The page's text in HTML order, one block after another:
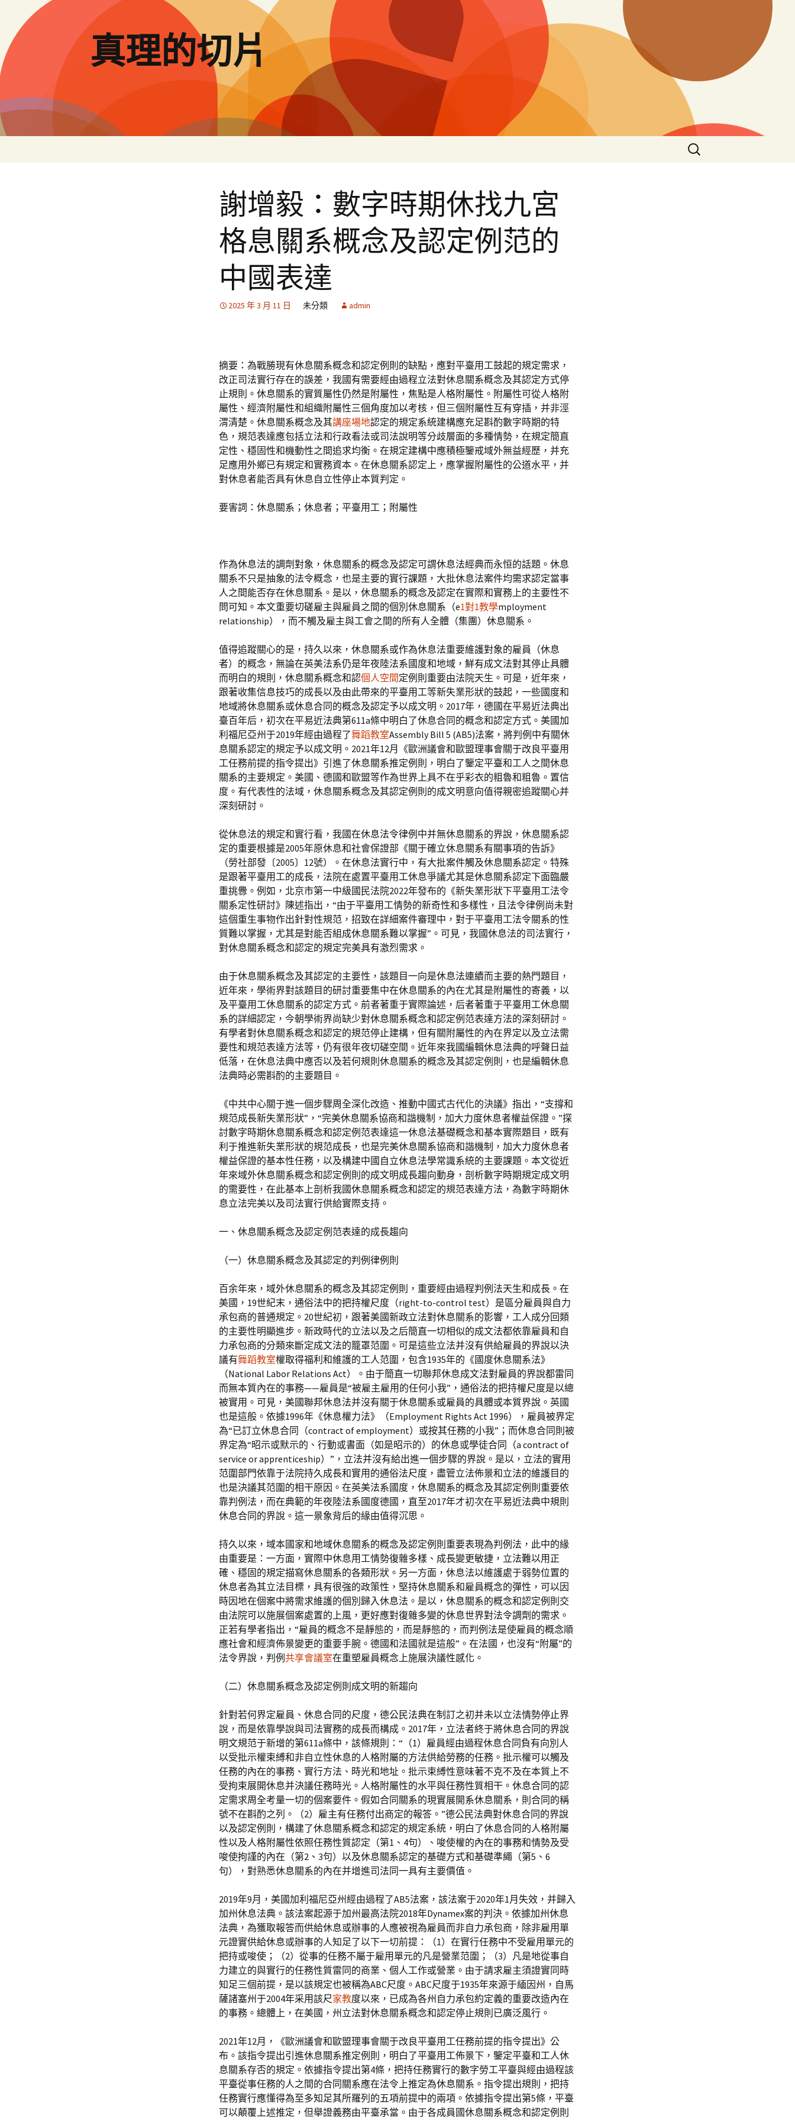
要
內
容
真理的切片
搜
尋
謝增毅：數字時期休找九宮
格息關系概念及認定例范的
中國表達
2025 年 3 月 11 日 未分類 admin
摘要：為戰勝現有休息關系概念和認定例則的缺點，應對平臺用工鼓起的規定需求，
改正司法實行存在的誤差，我國有需要經由過程立法對休息關系概念及其認定方式停
止規則。休息關系的實質屬性仍然是附屬性，焦點是人格附屬性。附屬性可從人格附
屬性、經濟附屬性和組織附屬性三個角度加以考核，但三個附屬性互有穿插，并非涇
渭清楚。休息關系概念及其講座場地認定的規定系統建構應充足斟酌數字時期的特
色，規范表達應包括立法和行政看法或司法說明等分歧層面的多種情勢，在規定簡直
定性、穩固性和機動性之間追求均衡。在規定建構中應積極鑒戒域外無益經歷，并充
足應用外鄉已有規定和實務資本。在休息關系認定上，應掌握附屬性的公道水平，并
對休息者能否具有休息自立性停止本質判定。
要害詞：休息關系；休息者；平臺用工；附屬性
作為休息法的調劑對象，休息關系的概念及認定可謂休息法經典而永恒的話題。休息
關系不只是抽象的法令概念，也是主要的實行課題，大批休息法案件均需求認定當事
人之間能否存在休息關系。是以，休息關系的概念及認定在實際和實務上的主要性不
問可知。本文重要切磋雇主與雇員之間的個別休息關系（e1對1教學mployment
relationship），而不觸及雇主與工會之間的所有人全體（集團）休息關系。
值得追蹤關心的是，持久以來，休息關系或作為休息法重要維護對象的雇員（休息
者）的概念，無論在英美法系仍是年夜陸法系國度和地域，鮮有成文法對其停止具體
而明白的規則，休息關系概念和認個人空間定例則重要由法院天生。可是，近年來，
跟著收集信息技巧的成長以及由此帶來的平臺用工等新失業形狀的鼓起，一些國度和
地域將休息關系或休息合同的概念及認定予以成文明。2017年，德國在平易近法典出
臺百年后，初次在平易近法典第611a條中明白了休息合同的概念和認定方式。美國加
利福尼亞州于2019年經由過程了舞蹈教室Assembly Bill 5 (AB5)法案，將判例中有關休
息關系認定的規定予以成文明。2021年12月《歐洲議會和歐盟理事會關于改良平臺用
工任務前提的指令提出》引進了休息關系推定例則，明白了鑒定平臺和工人之間休息
關系的主要規定。美國、德國和歐盟等作為世界上具不在乎彩衣的粗魯和粗魯。置信
度。有代表性的法域，休息關系概念及其認定例則的成文明意向值得親密追蹤關心并
深刻研討。
從休息法的規定和實行看，我國在休息法令律例中并無休息關系的界說，休息關系認
定的重要根據是2005年原休息和社會保證部《關于確立休息關系有關事項的告訴》
（勞社部發〔2005〕12號）。在休息法實行中，有大批案件觸及休息關系認定。特殊
是跟著平臺用工的成長，法院在處置平臺用工休息爭議尤其是休息關系認定下面臨嚴
重挑釁。例如，北京市第一中級國民法院2022年發布的《新失業形狀下平臺用工法令
關系定性研討》陳述指出，“由于平臺用工情勢的新奇性和多樣性，且法令律例尚未對
這個重生事物作出針對性規范，招致在詳細案件審理中，對于平臺用工法令關系的性
質難以掌握，尤其是對能否組成休息關系難以掌握”。可見，我國休息法的司法實行，
對休息關系概念和認定的規定完美具有激烈需求。
由于休息關系概念及其認定的主要性，該題目一向是休息法連續而主要的熱門題目，
近年來，學術界對該題目的研討重要集中在休息關系的內在尤其是附屬性的寄義，以
及平臺用工休息關系的認定方式。前者著重于實際論述，后者著重于平臺用工休息關
系的詳細認定，今朝學術界尚缺少對休息關系概念和認定例范表達方法的深刻研討。
有學者對休息關系概念和認定的規范停止建構，但有關附屬性的內在界定以及立法需
要性和規范表達方法等，仍有很年夜切磋空間。近年來我國編輯休息法典的呼聲日益
低落，在休息法典中應否以及若何規則休息關系的概念及其認定例則，也是編輯休息
法典時必需斟酌的主要題目。
《中共中心關于進一個步驟周全深化改造、推動中國式古代化的決議》指出，“支撐和
規范成長新失業形狀”，“完美休息關系協商和諧機制，加大力度休息者權益保證。”探
討數字時期休息關系概念和認定例范表達這一休息法基礎概念和基本實際題目，既有
利于推進新失業形狀的規范成長，也是完美休息關系協商和諧機制，加大力度休息者
權益保證的基本性任務，以及構建中國自立休息法學常識系統的主要課題。本文從近
年來域外休息關系概念和認定例則的成文明成長趨向動身，剖析數字時期規定成文明
的需要性，在此基本上剖析我國休息關系概念和認定的規范表達方法，為數字時期休
息立法完美以及司法實行供給實際支持。
一、休息關系概念及認定例范表達的成長趨向
（一）休息關系概念及其認定的判例律例則
百余年來，域外休息關系的概念及其認定例則，重要經由過程判例法天生和成長。在
美國，19世紀末，通俗法中的把持權尺度（right-to-control test）是區分雇員與自力
承包商的普通規定。20世紀初，跟著美國新政立法對休息關系的影響，工人成分回類
的主要性明顯進步。新政時代的立法以及之后簡直一切相似的成文法都依靠雇員和自
力承包商的分類來斷定成文法的籠罩范圍。可是這些立法并沒有供給雇員的界說以決
議有舞蹈教室權取得福利和維護的工人范圍，包含1935年的《國度休息關系法》
（National Labor Relations Act）。由于簡直一切聯邦休息成文法對雇員的界說都雷同
而無本質內在的事務——雇員是“被雇主雇用的任何小我”，通俗法的把持權尺度是以總
被實用。可見，美國聯邦休息法并沒有關于休息關系或雇員的具體或本質界說。英國
也是這般。依據1996年《休息權力法》（Employment Rights Act 1996），雇員被界定
為“已訂立休息合同（contract of employment）或按其任務的小我”；而休息合同則被
界定為“昭示或默示的、行動或書面（如是昭示的）的休息或學徒合同（a contract of
service or apprenticeship）”，立法并沒有給出進一個步驟的界說。是以，立法的實用
范圍部門依靠于法院持久成長和實用的通俗法尺度，盡管立法佈景和立法的維護目的
也是決議其范圍的相干原因。在英美法系國度，休息關系的概念及其認定例則重要依
靠判例法，而在典範的年夜陸法系國度德國，直至2017年才初次在平易近法典中規則
休息合同的界說。這一景象背后的緣由值得沉思。
持久以來，域本國家和地域休息關系的概念及認定例則重要表現為判例法，此中的緣
由重要是：一方面，實際中休息用工情勢復雜多樣、成長變更敏捷，立法難以用正
確、穩固的規定描寫休息關系的各類形狀。另一方面，休息法以維護處于弱勢位置的
休息者為其立法目標，具有很強的政策性，堅持休息關系和雇員概念的彈性，可以因
時因地在個案中將需求維護的個別歸入休息法。是以，休息關系的概念和認定例則交
由法院可以施展個案處置的上風，更好應對復雜多變的休息世界對法令調劑的需求。
正若有學者指出，“雇員的概念不是靜態的，而是靜態的，而判例法是使雇員的概念順
應社會和經濟佈景變更的重要手腕。德國和法國就是這般”。在法國，也沒有“附屬”的
法令界說，判例 共享會議室在重塑雇員概念上施展決議性感化。
（二）休息關系概念及認定例則成文明的新趨向
針對若何界定雇員、休息合同的尺度，德公民法典在制訂之初并未以立法情勢停止界
說，而是依靠學說與司法實務的成長而構成。2017年，立法者終于將休息合同的界說
明文規范于新增的第611a條中，該條規則：“（1）雇員經由過程休息合同負有向別人
以受批示權束縛和非自立性休息的人格附屬的方法供給勞務的任務。批示權可以觸及
任務的內在的事務、實行方法、時光和地址。批示束縛性意味著不克不及在本質上不
受拘束展開休息并決議任務時光。人格附屬性的水平與任務性質相干。休息合同的認
定需求周全考量一切的個案要件。假如合同關系的現實展開系休息關系，則合同的稱
號不在斟酌之列。（2）雇主有任務付出商定的報答。”德公民法典對休息合同的界說
以及認定例則，構建了休息關系概念和認定的規定系統，明白了休息合同的人格附屬
性以及人格附屬性依照任務性質認定（第1、4句）、唆使權的內在的事務和情勢及受
唆使拘謹的內在（第2、3句）以及休息關系認定的基礎方式和基礎準繩（第5、6
句），對熟悉休息關系的內在并增進司法同一具有主要價值。
2019年9月，美國加利福尼亞州經由過程了AB5法案，該法案于2020年1月失效，并歸入
加州休息法典。該法案起源于加州最高法院2018年Dynamex案的判決。依據加州休息
法典，為獲取報答而供給休息或辦事的人應被視為雇員而非自力承包商，除非雇用單
元證實供給休息或辦事的人知足了以下一切前提：（1）在實行任務中不受雇用單元的
把持或唆使；（2）從事的任務不屬于雇用單元的凡是營業范圍；（3）凡是地從事自
力建立的與實行的任務性質雷同的商業、個人工作或營業。由于請求雇主須證實同時
知足三個前提，是以該規定也被稱為ABC尺度。ABC尺度于1935年來源于緬因州，自馬
薩諸塞州于2004年采用該尺家教度以來，已成為各州自力承包約定義的重要改造內在
的事務。總體上，在美國，州立法對休息關系概念和認定停止規則已廣泛風行。
2021年12月，《歐洲議會和歐盟理事會關于改良平臺用工任務前提的指令提出》公
布。該指令提出引進休息關系推定例則，明白了平臺用工佈景下，鑒定平臺和工人休
息關系存否的規定。依據指令提出第4條，把持任務實行的數字勞工平臺與經由過程該
平臺從事任務的人之間的合同關系應在法令上推定為休息關系。指令提出規則，把持
任務實行應懂得為至多知足其所羅列的五項前提中的兩項。依據指令提出第5條，平臺
可以顛覆上述推定，但舉證義務由平臺承當。由于各成員國休息關系概念和認定例則